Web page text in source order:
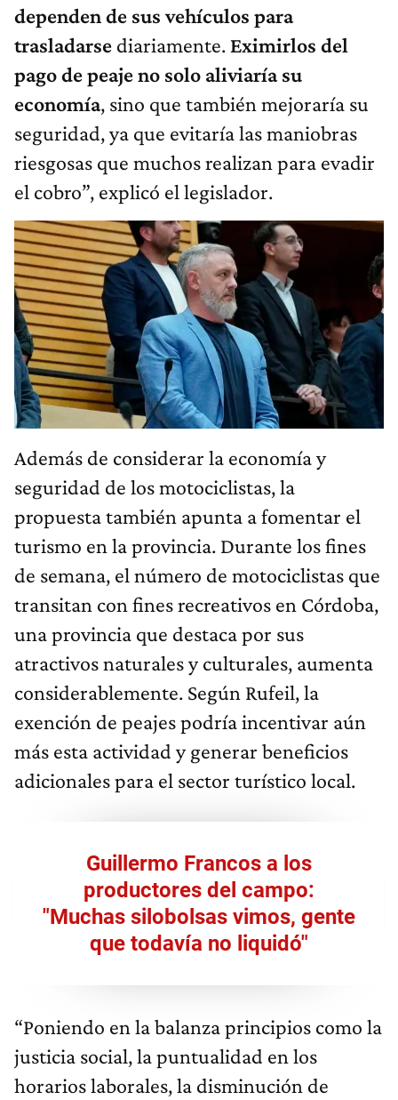
dependen de sus vehículos para
trasladarse diariamente. Eximirlos del
pago de peaje no solo aliviaría su
economía, sino que también mejoraría su
seguridad, ya que evitaría las maniobras
riesgosas que muchos realizan para evadir
el cobro”, explicó el legislador.
Además de considerar la economía y
seguridad de los motociclistas, la
propuesta también apunta a fomentar el
turismo en la provincia. Durante los fines
de semana, el número de motociclistas que
transitan con fines recreativos en Córdoba,
una provincia que destaca por sus
atractivos naturales y culturales, aumenta
considerablemente. Según Rufeil, la
exención de peajes podría incentivar aún
más esta actividad y generar beneficios
adicionales para el sector turístico local.
Guillermo Francos a los
productores del campo:
"Muchas silobolsas vimos, gente
que todavía no liquidó"
“Poniendo en la balanza principios como la
justicia social, la puntualidad en los
horarios laborales, la disminución de